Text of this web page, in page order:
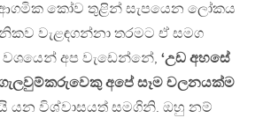
කෝව තුළින් සැපයෙන ලෝකය
වැළඳගන්නා තරමට ඒ සමග
වශයෙන් අප වැඩෙන්නේ, ‘උඩ අහසේ
ගැලවුම්කරුවෙකු අපේ සෑම චලනයක්ම
යන විශ්වාසයත් සමගිනි. ඔහු නම්